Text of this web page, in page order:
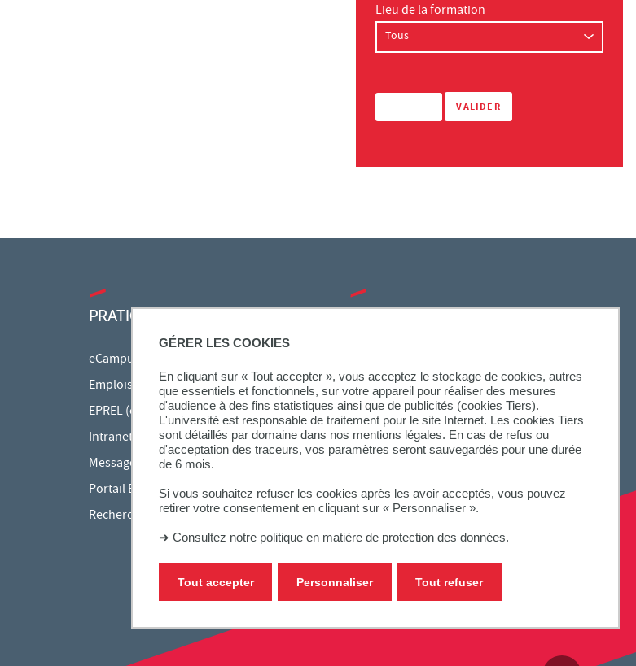
GÉRER LES COOKIES
En cliquant sur « Tout accepter », vous acceptez le stockage de cookies, autres
que essentiels et fonctionnels, sur votre appareil pour réaliser des mesures
d'audience à des fins statistiques ainsi que de publicités (cookies Tiers).
L'université est responsable de traitement pour le site Internet. Les cookies Tiers
sont détaillés par domaine dans nos mentions légales. En cas de refus ou
d'acceptation des traceurs, vos paramètres seront sauvegardés pour une durée
de 6 mois.
Si vous souhaitez refuser les cookies après les avoir acceptés, vous pouvez
retirer votre consentement en cliquant sur « Personnaliser ».
➜ Consultez notre politique en matière de protection des données.
Tout accepter Tout refuser
Personnaliser
Lieu de la formation
PRATIQUE
eCampus
Emplois du temps en ligne
EPREL (cours en ligne)
Intranet des personnels
Messagerie étudiante
Portail Bu Athéna
Rechercher une formation